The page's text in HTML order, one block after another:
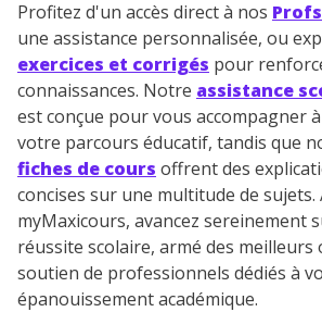
Profitez d'un accès direct à nos
une assistance personnalisée, ou
exercices et corrigés pour
connaissances. Notre assistance
est conçue pour vous accompagner
votre parcours éducatif, tandis que
fiches de cours offrent des
concises sur une multitude de sujets.
myMaxicours, avancez sereinement
réussite scolaire, armé des meilleurs
soutien de professionnels dédiés à
épanouissement académique.